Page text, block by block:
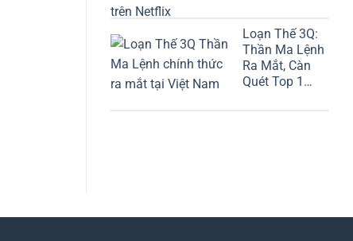
Loạn Thế 3Q:
Thần Ma Lệnh
Ra Mắt, Càn
Quét Top 1